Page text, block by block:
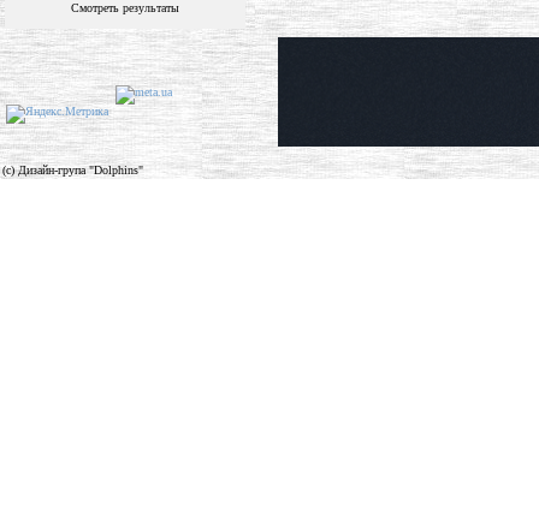
Смотреть результаты
(c) Дизайн-група "Dolphins"